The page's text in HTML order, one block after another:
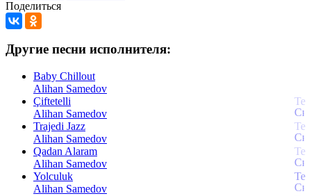
Поделиться
Другие песни исполнителя:
Baby Chillout
Alihan Samedov
Çiftetelli
Alihan Samedov
Trajedi Jazz
Alihan Samedov
Qadan Alaram
Alihan Samedov
Yolculuk
Alihan Samedov